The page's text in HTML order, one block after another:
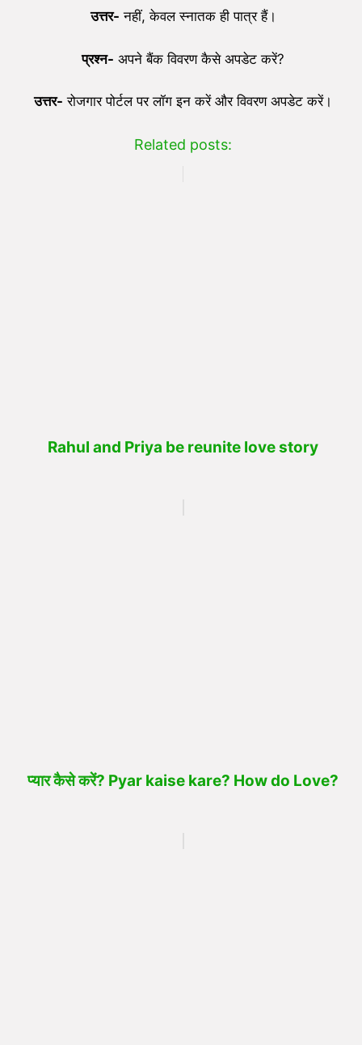
उत्तर- नहीं, केवल स्नातक ही पात्र हैं।
प्रश्न- अपने बैंक विवरण कैसे अपडेट करें?
उत्तर- रोजगार पोर्टल पर लॉग इन करें और विवरण अपडेट करें।
Related posts:
Rahul and Priya be reunite love story
प्यार कैसे करें? Pyar kaise kare? How do Love?